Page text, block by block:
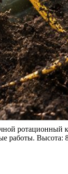
ротационный
работы.